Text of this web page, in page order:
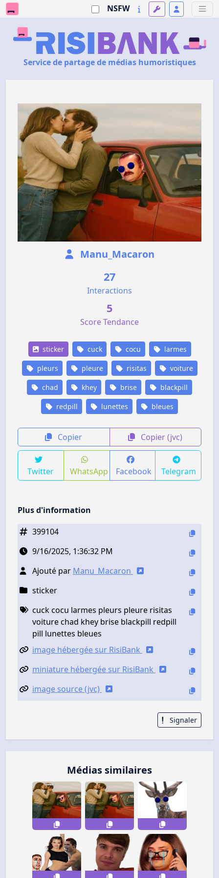
NSFW
Service de partage de médias humoristiques
Manu_Macaron
27
Interactions
5
Score Tendance
sticker cuck cocu larmes
pleurs pleure risitas voiture
chad khey brise blackpill
redpill lunettes bleues
Copier Copier (jvc)
Twitter WhatsApp Facebook Telegram
Plus d'information
399104
9/16/2025, 1:36:32 PM
Ajouté par Manu_Macaron
sticker
cuck cocu larmes pleurs pleure risitas
voiture chad khey brise blackpill redpill
pill lunettes bleues
image hébergée sur RisiBank
miniature hébergée sur RisiBank
image source (jvc)
Signaler
Médias similaires